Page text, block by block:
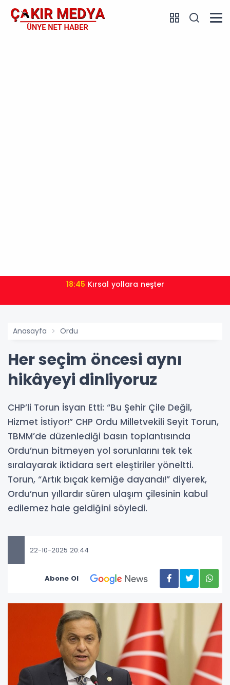
18:45 Kırsal yollara neşter
Anasayfa Ordu
Her seçim öncesi aynı
hikâyeyi dinliyoruz
CHP’li Torun İsyan Etti: “Bu Şehir Çile Değil,
Hizmet İstiyor!” CHP Ordu Milletvekili Seyit Torun,
TBMM’de düzenlediği basın toplantısında
Ordu’nun bitmeyen yol sorunlarını tek tek
sıralayarak iktidara sert eleştiriler yöneltti.
Torun, “Artık bıçak kemiğe dayandı!” diyerek,
Ordu’nun yıllardır süren ulaşım çilesinin kabul
edilemez hale geldiğini söyledi.
22-10-2025 20:44
Abone Ol